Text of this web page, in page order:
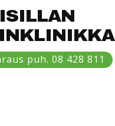
puh. 08 428 811